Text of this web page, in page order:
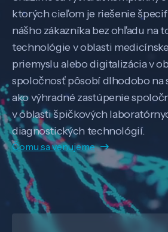
ktorých cieľom je riešenie
nášho zákazníka bez ohľadu na
technológie v oblasti
priemyslu alebo digitalizácia v
spoločnosť pôsobí dlhodobo na
ako výhradné zastúpenie
v oblasti špičkových
diagnostických technológií.
Čomu sa venujeme